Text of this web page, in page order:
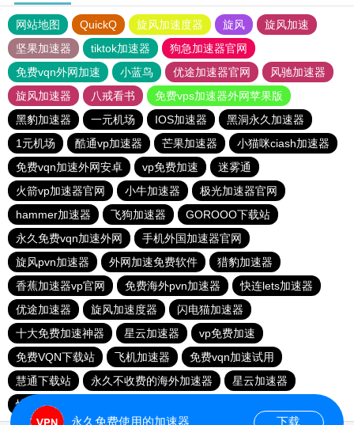
网站地图 QuickQ 旋风加速度器 旋风
旋风加速
坚果加速器
tiktok加速器
狗急加速器官网
免费vqn外网加速
小蓝鸟 优途加速器官网
风驰加速器
旋风加速器
八戒看书
免费vps加速器外网苹果版
黑豹加速器
一元机场 IOS加速器
黑洞永久加速器
1元机场
酷通vp加速器 芒果加速器
小猫咪ciash加速器
免费vqn加速外网安卓
vp免费加速
迷雾通
火箭vp加速器官网
小牛加速器
极光加速器官网
hammer加速器
飞狗加速器
GOROOO下载站
永久免费vqn加速外网
手机外国加速器官网
旋风pvn加速器
外网加速免费软件
猎豹加速器
香蕉加速器vp官网
免费海外pvn加速器
快连lets加速器
优途加速器
旋风加速度器
闪电猫加速器
十大免费加速神器
星云加速器
vp免费加速
免费VQN下载站
飞机加速器
免费vqn加速试用
慧通下载站
永久不收费的海外加速器
星云加速器
快喵vpv加速器
永久免费使用的加速器 下载